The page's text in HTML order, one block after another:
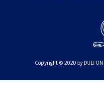
Copyright © 2020 by DULTON